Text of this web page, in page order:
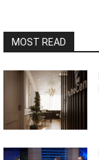
MOST READ